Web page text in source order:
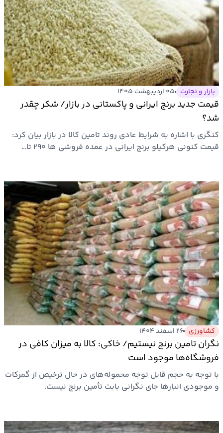
بازار و تجارت ۰۵ اردیبهشت ۱۴۰۵
قیمت جدید برنج ایرانی و پاکستانی در بازار/ شکر چقدر
شد؟
کنگری با اشاره به شرایط عادی روند تامین کالا در بازار بیان کرد:
قیمت کنونی هرکیلو برنج ایرانی در عمده فروشی ها ۲۹۰ تا…
کشاورزی ۲۶ اسفند ۱۴۰۴
نگران تامین برنج نیستیم/ خاکی: کالا به میزان کافی در
فروشگاه‌ها موجود است
با توجه به حجم قابل توجه محموله‌های در حال ترخیص از گمرکات
و موجودی انبارها جای نگرانی بابت تأمین برنج نیست.